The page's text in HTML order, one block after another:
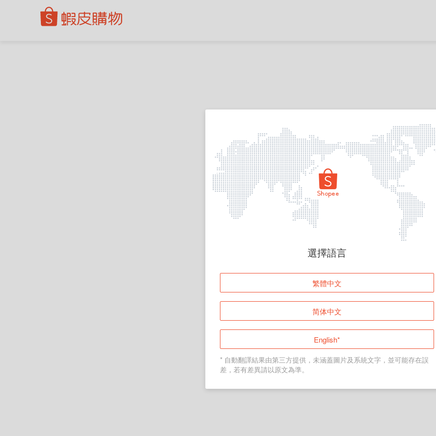
頁面無法顯示
登入
返回首頁
選擇語言
繁體中文
简体中文
English*
* 自動翻譯結果由第三方提供，未涵蓋圖片及系統文字，並可能存在誤
差，若有差異請以原文為準。